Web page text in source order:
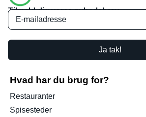
Tilmeld dig vores nyhedsbrev
Ja tak!
Hvad har du brug for?
Restauranter
Spisesteder